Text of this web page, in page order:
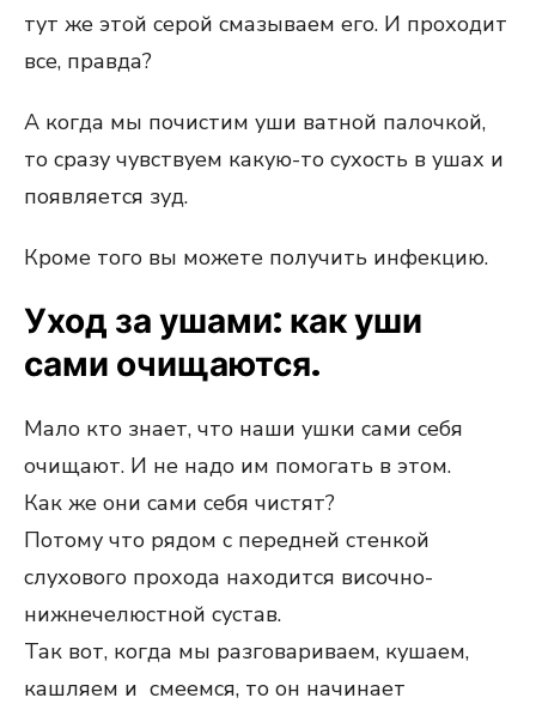
тут же этой серой смазываем его. И проходит
все, правда?
А когда мы почистим уши ватной палочкой,
то сразу чувствуем какую-то сухость в ушах и
появляется зуд.
Кроме того вы можете получить инфекцию.
Уход за ушами: как уши
сами очищаются.
Мало кто знает, что наши ушки сами себя
очищают. И не надо им помогать в этом.
Как же они сами себя чистят?
Потому что рядом с передней стенкой
слухового прохода находится височно-
нижнечелюстной сустав.
Так вот, когда мы разговариваем, кушаем,
кашляем и смеемся, то он начинает